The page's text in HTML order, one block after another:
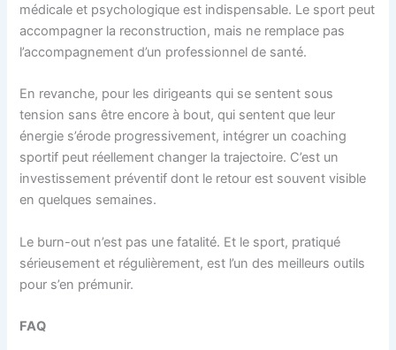
médicale et psychologique est indispensable. Le sport peut
accompagner la reconstruction, mais ne remplace pas
l’accompagnement d’un professionnel de santé.
En revanche, pour les dirigeants qui se sentent sous
tension sans être encore à bout, qui sentent que leur
énergie s’érode progressivement, intégrer un coaching
sportif peut réellement changer la trajectoire. C’est un
investissement préventif dont le retour est souvent visible
en quelques semaines.
Le burn-out n’est pas une fatalité. Et le sport, pratiqué
sérieusement et régulièrement, est l’un des meilleurs outils
pour s’en prémunir.
FAQ